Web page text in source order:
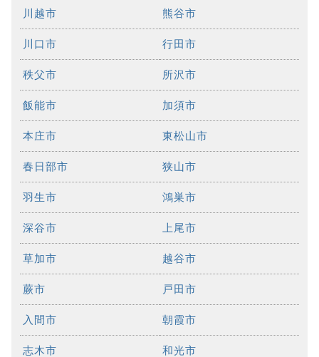
川越市 熊谷市
川口市 行田市
秩父市 所沢市
飯能市 加須市
本庄市 東松山市
春日部市 狭山市
羽生市 鴻巣市
深谷市 上尾市
草加市 越谷市
蕨市 戸田市
入間市 朝霞市
志木市 和光市